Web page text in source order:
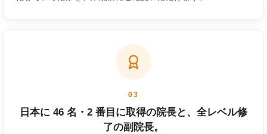
03
日本に 46 名・2 番目に取得の院長と、全レベル修
了の副院長。